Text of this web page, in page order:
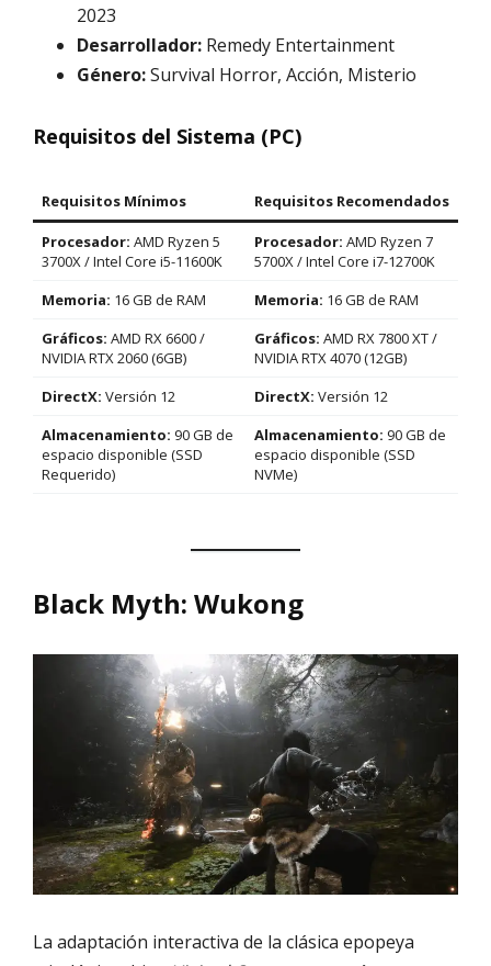
2023
Desarrollador: Remedy Entertainment
Género:Survival Horror, Acción, Misterio
Requisitos del Sistema (PC)
Requisitos Mínimos Requisitos Recomendados
Procesador: AMD Ryzen 5
3700X / Intel Core i5-11600K
Procesador: AMD Ryzen 7
5700X / Intel Core i7-12700K
Memoria: 16 GB de RAM Memoria: 16 GB de RAM
Gráficos: AMD RX 6600 /
NVIDIA RTX 2060 (6GB)
Gráficos: AMD RX 7800 XT /
NVIDIA RTX 4070 (12GB)
DirectX: Versión 12 DirectX: Versión 12
Almacenamiento: 90 GB de
espacio disponible (SSD
Requerido)
Almacenamiento: 90 GB de
espacio disponible (SSD
NVMe)
Black Myth: Wukong
La adaptación interactiva de la clásica epopeya